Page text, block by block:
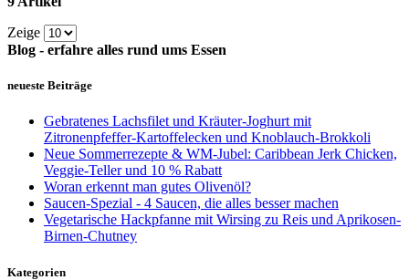
Zeige
Blog - erfahre alles rund ums Essen
neueste Beiträge
Gebratenes Lachsfilet und Kräuter-Joghurt mit
Zitronenpfeffer-Kartoffelecken und Knoblauch-Brokkoli
Neue Sommerrezepte & WM-Jubel: Caribbean Jerk Chicken,
Veggie-Teller und 10 % Rabatt
Woran erkennt man gutes Olivenöl?
Saucen-Spezial - 4 Saucen, die alles besser machen
Vegetarische Hackpfanne mit Wirsing zu Reis und Aprikosen-
Birnen-Chutney
Kategorien